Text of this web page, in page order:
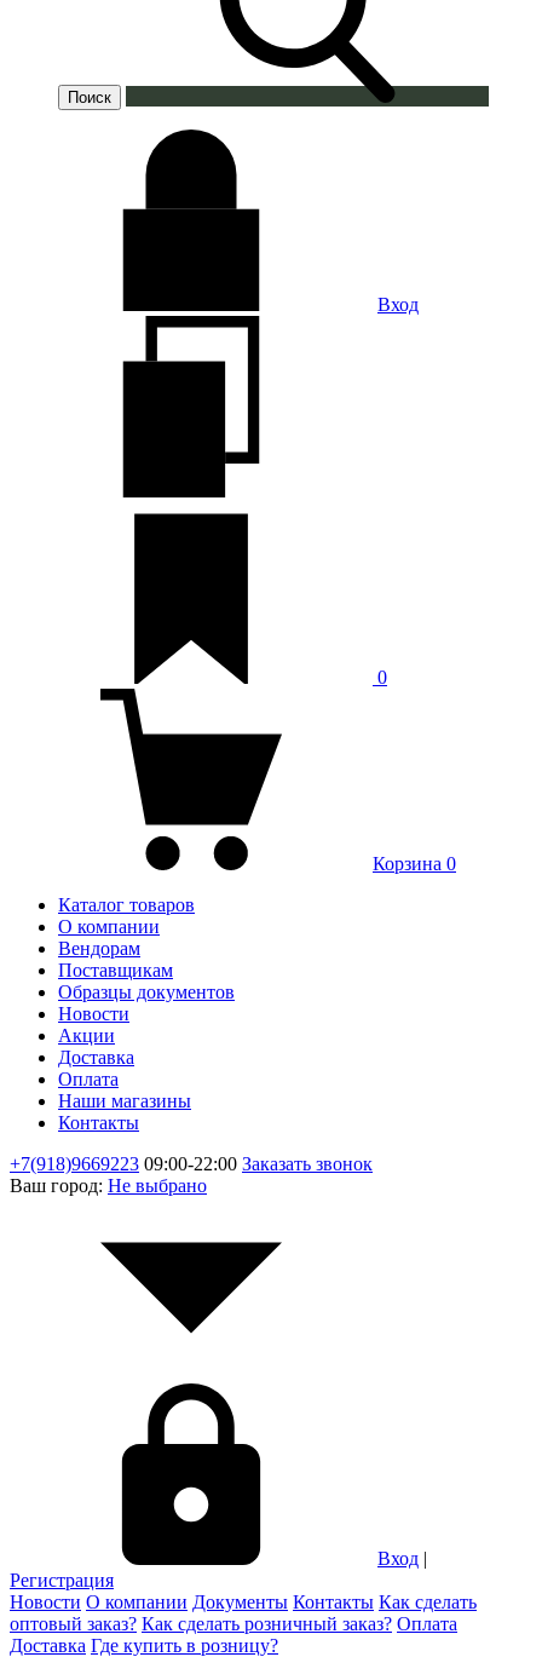
Вход
0
Корзина 0
Каталог товаров
О компании
Вендорам
Поставщикам
Образцы документов
Новости
Акции
Доставка
Оплата
Наши магазины
Контакты
+7(918)9669223 09:00-22:00 Заказать звонок
Ваш город: Не выбрано
Вход |
Регистрация
Новости О компании Документы Контакты Как сделать
оптовый заказ? Как сделать розничный заказ? Оплата
Доставка Где купить в розницу?